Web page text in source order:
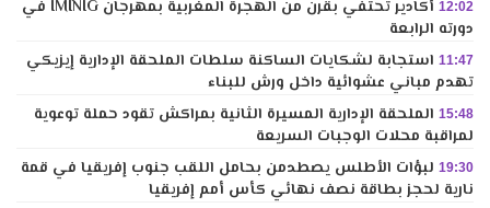
12:02
أكادير تحتفي بقرن من الهجرة المغربية بمهرجان IMINIG في
دورته الرابعة
11:47 استجابة لشكايات الساكنة سلطات الملحقة الإدارية إيزيكي
تهدم مباني عشوائية داخل ورش للبناء
15:48 الملحقة الإدارية المسيرة الثانية بمراكش تقود حملة توعوية
لمراقبة محلات الوجبات السريعة
19:30 لبؤات الأطلس يصطدمن بحامل اللقب جنوب إفريقيا في قمة
نارية لحجز بطاقة نصف نهائي كأس أمم إفريقيا